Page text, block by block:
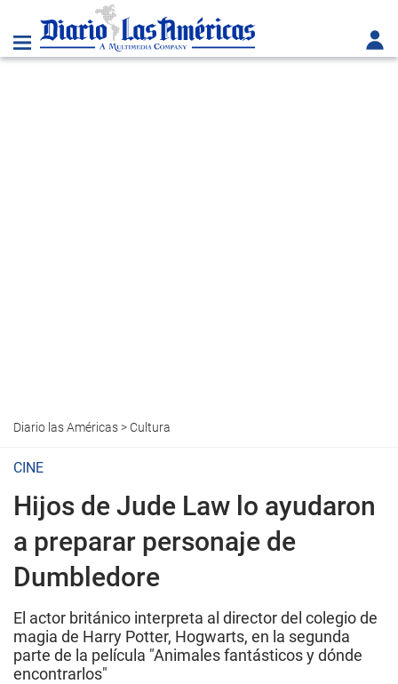
Diario las Américas> Cultura
CINE
Hijos de Jude Law lo ayudaron
a preparar personaje de
Dumbledore
El actor británico interpreta al director del colegio de
magia de Harry Potter, Hogwarts, en la segunda
parte de la película "Animales fantásticos y dónde
encontrarlos"